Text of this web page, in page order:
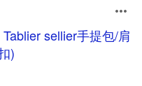
sellier手提包/肩
)